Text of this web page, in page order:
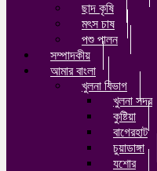
ছাদ কৃষি
মৎস চাষ
পশু পালন
সম্পাদকীয়
আমার বাংলা
খুলনা বিভাগ
খুলনা সদর
কুষ্টিয়া
বাগেরহাট
চুয়াডাঙ্গা
যশোর